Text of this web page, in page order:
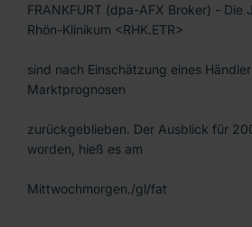
FRANKFURT (dpa-AFX Broker) - Die
Rhön-Klinikum <RHK.ETR>
sind nach Einschätzung eines
Marktprognosen
zurückgeblieben. Der Ausblick für
worden, hieß es am
Mittwochmorgen./gl/fat